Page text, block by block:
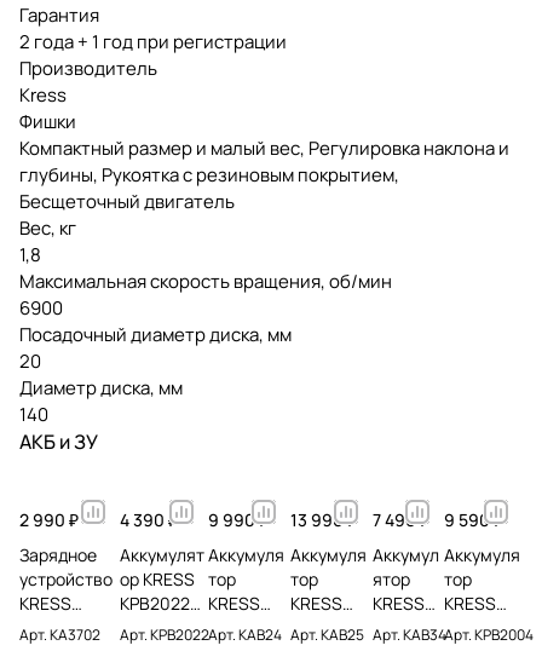
Гарантия
2 года + 1 год при регистрации
Производитель
Kress
Фишки
Компактный размер и малый вес, Регулировка наклона и
глубины, Рукоятка с резиновым покрытием,
Бесщеточный двигатель
Вес, кг
1,8
Максимальная скорость вращения, об/мин
6900
Посадочный диаметр диска, мм
20
Диаметр диска, мм
140
АКБ и ЗУ
2 990 ₽
Зарядное
устройство
KRESS
KA3702 20V
Арт.KA3702
4 390 ₽
Аккумулят
ор KRESS
KPB2022
20V 2 Ач
Арт.KPB2022
9 990 ₽
Аккумуля
тор
KRESS
KAB24
Арт.KAB24
13 990 ₽
Аккумуля
тор
KRESS
KAB25
Арт.KAB25
7 490 ₽
Аккумул
ятор
KRESS
KAB34
Арт.KAB34
9 590 ₽
Аккумуля
тор
KRESS
KPB2004
Арт.KPB2004